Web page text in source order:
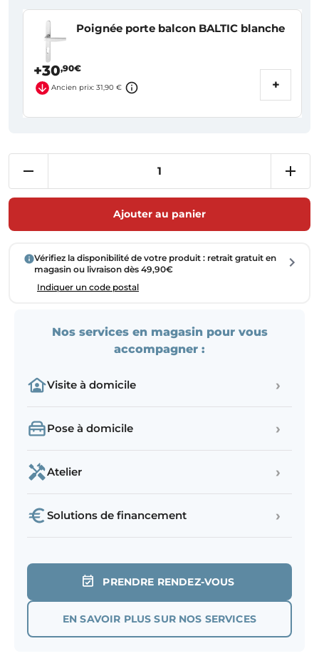
Poignée porte balcon BALTIC blanche
+30,90€
Ancien prix: 31,90 € +
Ajouter au panier
Vérifiez la disponibilité de votre produit : retrait gratuit en
magasin ou livraison dès 49,90€
Indiquer un code postal
Nos services en magasin pour vous
accompagner :
Visite à domicile ›
Pose à domicile ›
Atelier ›
Solutions de financement ›
PRENDRE RENDEZ-VOUS
EN SAVOIR PLUS SUR NOS SERVICES